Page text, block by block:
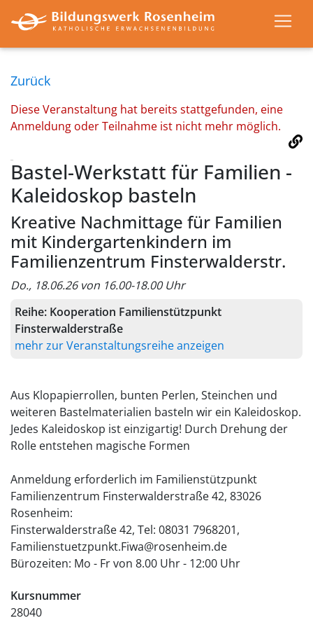
Zurück
Diese Veranstaltung hat bereits stattgefunden, eine
Anmeldung oder Teilnahme ist nicht mehr möglich.
Bastel-Werkstatt für Familien -
Kaleidoskop basteln
Kreative Nachmittage für Familien
mit Kindergartenkindern im
Familienzentrum Finsterwalderstr.
Do., 18.06.26 von 16.00-18.00 Uhr
Reihe: Kooperation Familienstützpunkt
Finsterwalderstraße
mehr zur Veranstaltungsreihe anzeigen
Aus Klopapierrollen, bunten Perlen, Steinchen und
weiteren Bastelmaterialien basteln wir ein Kaleidoskop.
Jedes Kaleidoskop ist einzigartig! Durch Drehung der
Rolle entstehen magische Formen
Anmeldung erforderlich im Familienstützpunkt
Familienzentrum Finsterwalderstraße 42, 83026
Rosenheim:
Finsterwalderstraße 42, Tel: 08031 7968201,
Familienstuetzpunkt.Fiwa@rosenheim.de
Bürozeiten: Mo - Fr von 8.00 Uhr - 12:00 Uhr
Kursnummer
28040